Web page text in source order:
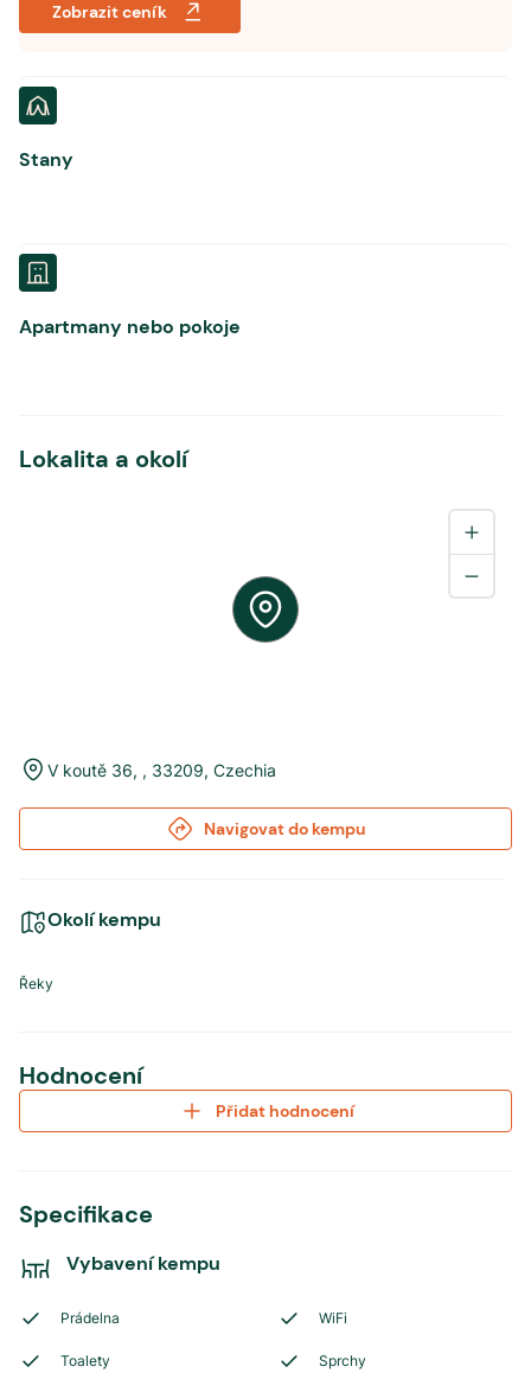
Zobrazit ceník
Stany
Apartmany nebo pokoje
Lokalita a okolí
V koutě 36, , 33209, Czechia
Navigovat do kempu
Okolí kempu
Řeky
Hodnocení
Přidat hodnocení
Specifikace
Vybavení kempu
Prádelna WiFi
Toalety Sprchy